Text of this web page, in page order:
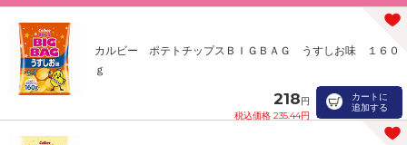
カルビー ポテトチップスＢＩＧＢＡＧ うすしお味 １６０
ｇ
218円
税込価格 235.44円
カートに
追加する